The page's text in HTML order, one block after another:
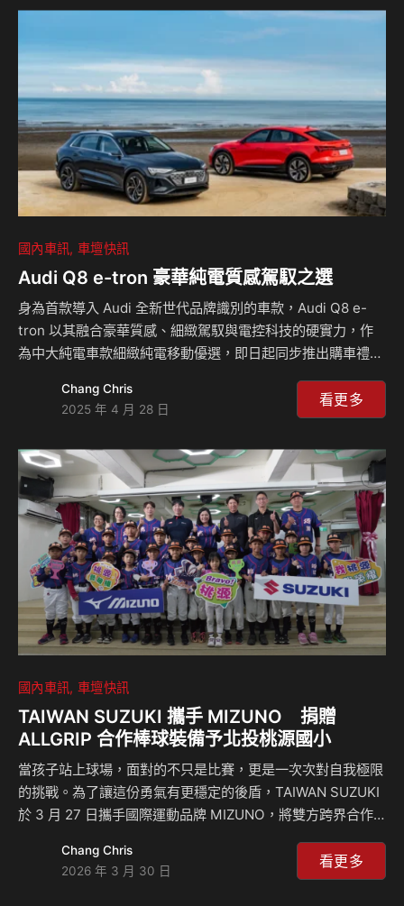
與時尚感，尤其適合喜歡與眾不同、堅持品味的你。快來看島
叔在日月潭的Vespa GTV 300的試駕影片吧！ 相關新聞：
國內車訊 車壇快訊
Audi Q8 e-tron 豪華純電質感駕馭之選
身為首款導入 Audi 全新世代品牌識別的車款，Audi Q8 e-
tron 以其融合豪華質感、細緻駕馭與電控科技的硬實力，作
為中大純電車款細緻純電移動優選，即日起同步推出購車禮遇
入主體驗四環純電魅力。 Audi Q8 e-tron 車系由實用休旅Q8
e-tron SUV 與視覺張力的Q8 Sportback e-tron車型編制而
Matrix 矩陣式LED燈型設計，展現四環獨到現代流線美學。
踏入車室，承襲德系頂級質感座艙氛圍，標配 12.3 吋 Audi 全
數位虛擬駕駛座艙 pl…
Chang Chris
2025 年 4 月 28 日
看更多
國內車訊 車壇快訊
TAIWAN SUZUKI 攜手 MIZUNO 捐贈
ALLGRIP 合作棒球裝備予北投桃源國小
當孩子站上球場，面對的不只是比賽，更是一次次對自我極限
的挑戰。為了讓這份勇氣有更穩定的後盾，TAIWAN SUZUKI
於 3 月 27 日攜手國際運動品牌 MIZUNO，將雙方跨界合作
桃源國小棒球隊，將品牌精神化為實際行動，陪伴孩子們踏出
每一個關鍵步伐。 此次合作以 SUZUKI ALLGRIP 四輪驅動系
Chang Chris
2026 年 3 月 30 日
看更多